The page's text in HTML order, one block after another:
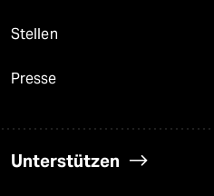
Stellen
Presse
Unterstützen